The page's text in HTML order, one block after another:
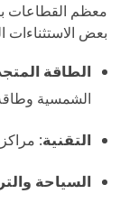
معظم القطاعات
بعض الاستثناءات
الطاقة
الشمسية
التقنية:
السياحة